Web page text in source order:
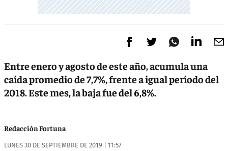
Entre enero y agosto de este año, acumula una
caída promedio de 7,7%, frente a igual período del
2018. Este mes, la baja fue del 6,8%.
Redacción Fortuna
LUNES 30 DE SEPTIEMBRE DE 2019 | 11:57